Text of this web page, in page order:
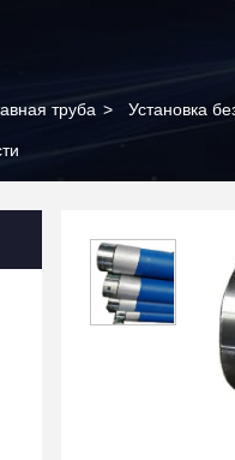
труба > Установка